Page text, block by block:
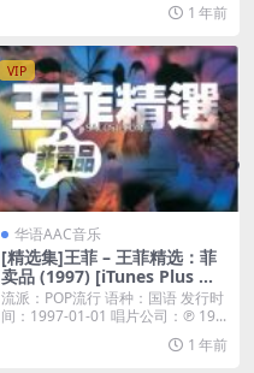
1 年前
VIP
华语AAC音乐
[精选集]王菲 – 王菲精选：菲
卖品 (1997) [iTunes Plus M4
A]
流派：POP流行 语种：国语 发行时
间：1997-01-01 唱片公司：℗ 19...
1 年前